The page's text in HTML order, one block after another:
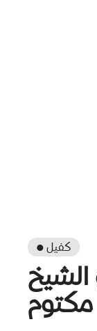
● كفيل